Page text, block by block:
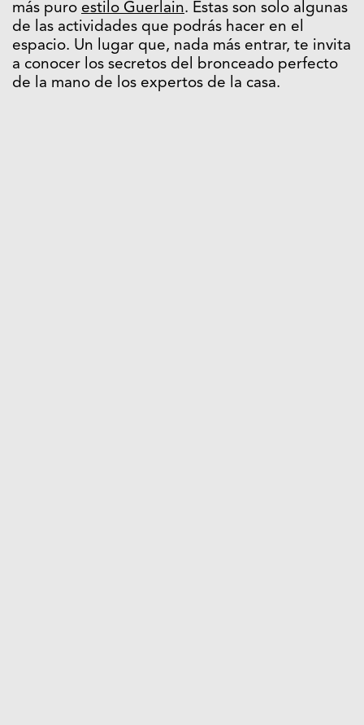
más puro estilo Guerlain. Estas son solo algunas
de las actividades que podrás hacer en el
espacio. Un lugar que, nada más entrar, te invita
a conocer los secretos del bronceado perfecto
de la mano de los expertos de la casa.